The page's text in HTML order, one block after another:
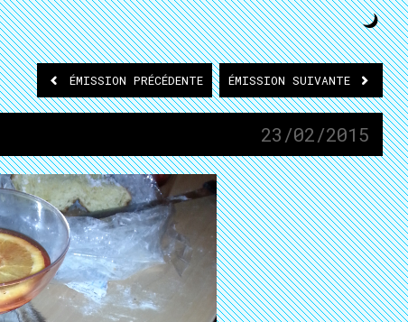
ÉMISSION PRÉCÉDENTE ÉMISSION SUIVANTE
23/02/2015